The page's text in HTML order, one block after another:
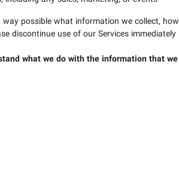
possible what information we collect,
discontinue use of our Services immediately.
what we do with the information that we